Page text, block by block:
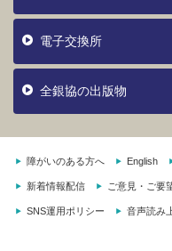
電子交換所
全銀協の出版物
障がいのある方へ English
新着情報配信 ご意見・ご要
SNS運用ポリシー 音声読み